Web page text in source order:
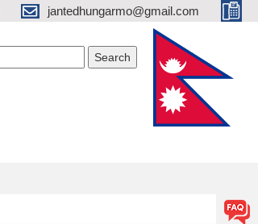
jantedhungarmo@gmail.com